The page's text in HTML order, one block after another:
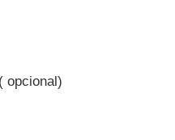
opcional)